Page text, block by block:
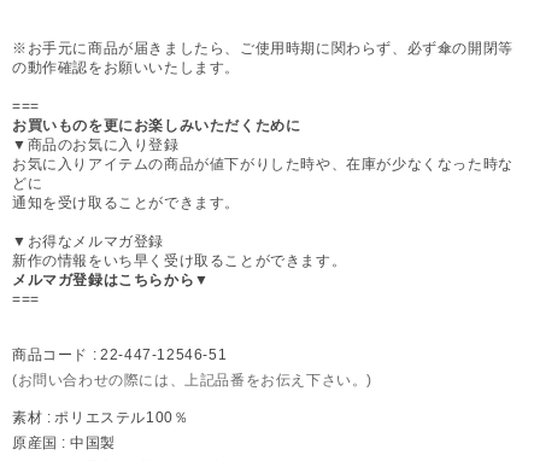
※お手元に商品が届きましたら、ご使用時期に関わらず、必ず傘の開閉等
の動作確認をお願いいたします。
===
お買いものを更にお楽しみいただくために
▼商品のお気に入り登録
お気に入りアイテムの商品が値下がりした時や、在庫が少なくなった時な
どに
通知を受け取ることができます。
▼お得なメルマガ登録
新作の情報をいち早く受け取ることができます。
メルマガ登録はこちらから▼
===
商品コード : 22-447-12546-51
(お問い合わせの際には、上記品番をお伝え下さい。)
素材 : ポリエステル100％
原産国 : 中国製